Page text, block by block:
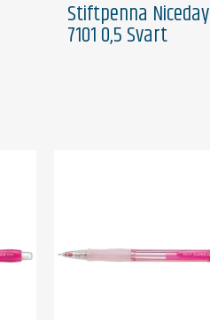
Stiftpenna Niceday
7101 0,5 Svart